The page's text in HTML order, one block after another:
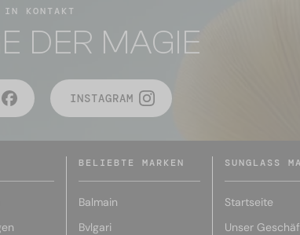
KONTAKT
DER MAGIE
INSTAGRAM
BELIEBTE MARKEN
Balmain
Bvlgari
SUNGLASS
Startseite
Unser